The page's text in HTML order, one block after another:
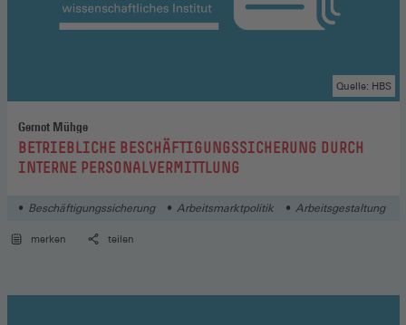
Gernot Mühge
:BETRIEBLICHE BESCHÄFTIGUNGSSICHERUNG DURCH
INTERNE PERSONALVERMITTLUNG
Quelle: HBS
Beschäftigungssicherung Arbeitsmarktpolitik Arbeitsgestaltung
merken teilen